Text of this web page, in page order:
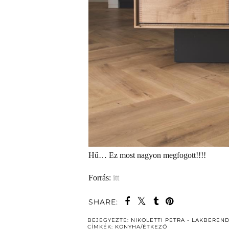
Hű… Ez most nagyon megfogott!!!!
Forrás: itt
SHARE:
BEJEGYEZTE: NIKOLETTI PETRA -
CÍMKÉK: KONYHA/ÉTKEZŐ